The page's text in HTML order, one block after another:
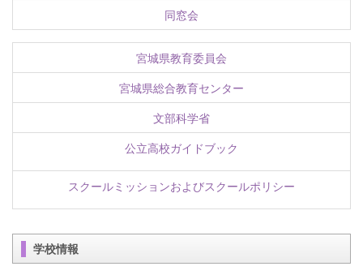
同窓会
宮城県教育委員会
宮城県総合教育センター
文部科学省
公立高校ガイドブック
スクールミッションおよびスクールポリシー
学校情報